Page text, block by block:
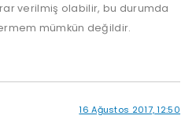
verilmiş olabilir, bu durumda
mümkün değildir.
16 Ağustos 2017, 12:50